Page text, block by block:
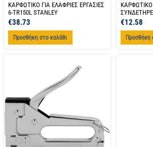
ΚΑΡΦΩΤΙΚΟ ΓΙΑ ΕΛΑΦΡΙΕΣ ΕΡΓΑΣΙΕΣ
6-ΤR150L STANLEY
€38.73
Προσθήκη στο καλάθι
ΚΑΡΦΩΤΙΚΟ
€12.58
Προσθήκη